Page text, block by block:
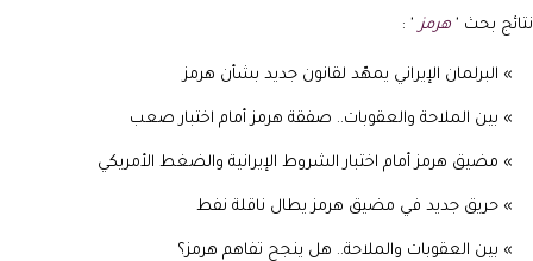
نتائج بحث ' هرمز ' :
» البرلمان الإيراني يمهّد لقانون جديد بشأن هرمز
» بين الملاحة والعقوبات.. صفقة هرمز أمام اختبار صعب
» مضيق هرمز أمام اختبار الشروط الإيرانية والضغط الأمريكي
» حريق جديد في مضيق هرمز يطال ناقلة نفط
» بين العقوبات والملاحة.. هل ينجح تفاهم هرمز؟